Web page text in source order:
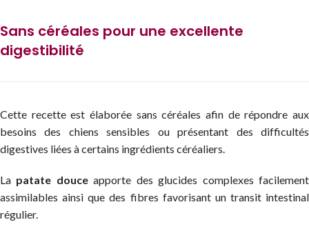
Sans céréales pour une excellente
digestibilité
Cette recette est élaborée sans céréales afin de répondre aux
besoins des chiens sensibles ou présentant des difficultés
digestives liées à certains ingrédients céréaliers.
La patate douceapporte des glucides complexes facilement
assimilables ainsi que des fibres favorisant un transit intestinal
régulier.